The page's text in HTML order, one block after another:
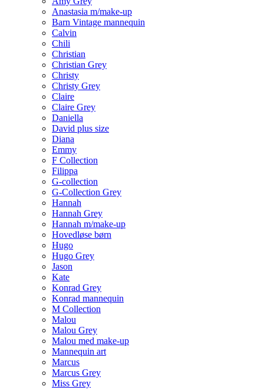
Anastasia m/make-up
Barn Vintage mannequin
Calvin
Chili
Christian
Christian Grey
Christy
Christy Grey
Claire
Claire Grey
Daniella
David plus size
Diana
Emmy
F Collection
Filippa
G-collection
G-Collection Grey
Hannah
Hannah Grey
Hannah m/make-up
Hovedløse børn
Hugo
Hugo Grey
Jason
Kate
Konrad Grey
Konrad mannequin
M Collection
Malou
Malou Grey
Malou med make-up
Mannequin art
Marcus
Marcus Grey
Miss Grey